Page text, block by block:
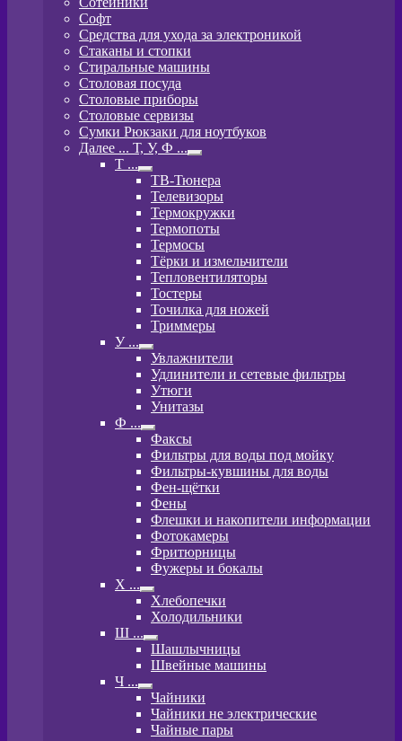
Софт
Средства для ухода за электроникой
Стаканы и стопки
Стиральные машины
Столовая посуда
Столовые приборы
Столовые сервизы
Сумки Рюкзаки для ноутбуков
Далее ... Т, У, Ф ...
Развернутое
меню
T ...
Развернутое
вложенное
меню
ТВ-Тюнера
Телевизоры
Термокружки
Термопоты
Термосы
Тёрки и измельчители
Тепловентиляторы
Тостеры
Точилка для ножей
Триммеры
У ...
Развернутое
вложенное
меню
Увлажнители
Удлинители и сетевые фильтры
Утюги
Унитазы
Ф ...
Развернутое
вложенное
меню
Факсы
Фильтры для воды под мойку
Фильтры-кувшины для воды
Фен-щётки
Фены
Флешки и накопители информации
Фотокамеры
Фритюрницы
Фужеры и бокалы
Х ...
Развернутое
вложенное
меню
Хлебопечки
Холодильники
Ш ...
Развернутое
вложенное
меню
Шашлычницы
Швейные машины
Ч ...
Развернутое
вложенное
меню
Чайники
Чайники не электрические
Чайные пары